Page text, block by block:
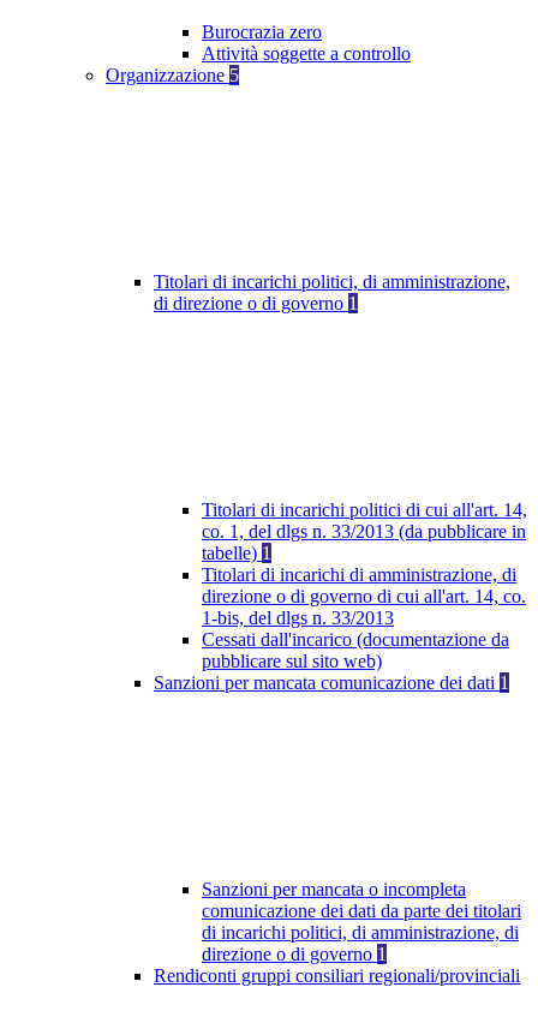
Burocrazia zero
Attività soggette a controllo
Organizzazione 5
Titolari di incarichi politici, di amministrazione,
di direzione o di governo 1
Titolari di incarichi politici di cui all'art. 14,
co. 1, del dlgs n. 33/2013 (da pubblicare in
tabelle) 1
Titolari di incarichi di amministrazione, di
direzione o di governo di cui all'art. 14, co.
1-bis, del dlgs n. 33/2013
Cessati dall'incarico (documentazione da
pubblicare sul sito web)
Sanzioni per mancata comunicazione dei dati 1
Sanzioni per mancata o incompleta
comunicazione dei dati da parte dei titolari
di incarichi politici, di amministrazione, di
direzione o di governo 1
Rendiconti gruppi consiliari regionali/provinciali